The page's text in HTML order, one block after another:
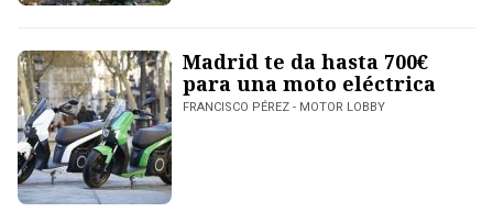
Madrid te da hasta 700€
para una moto eléctrica
FRANCISCO PÉREZ - MOTOR LOBBY